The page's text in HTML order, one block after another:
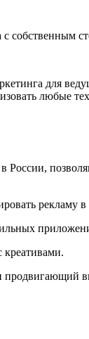
собственным
для
любые
рекламу
креативами.